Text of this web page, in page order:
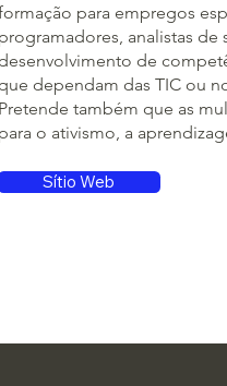
para empregos
programadores, analistas de
desenvolvimento de
dependam das TIC ou
Pretende também que as
para o ativismo, a
Sítio Web